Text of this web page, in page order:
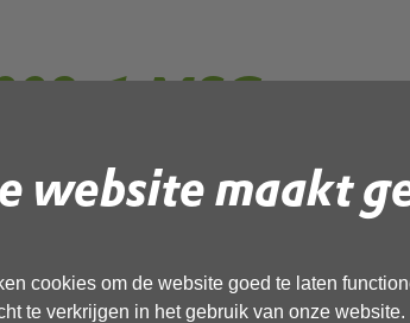
website maakt
cookies om de website goed te laten
te verkrijgen in het gebruik van onze website.
link om het document te